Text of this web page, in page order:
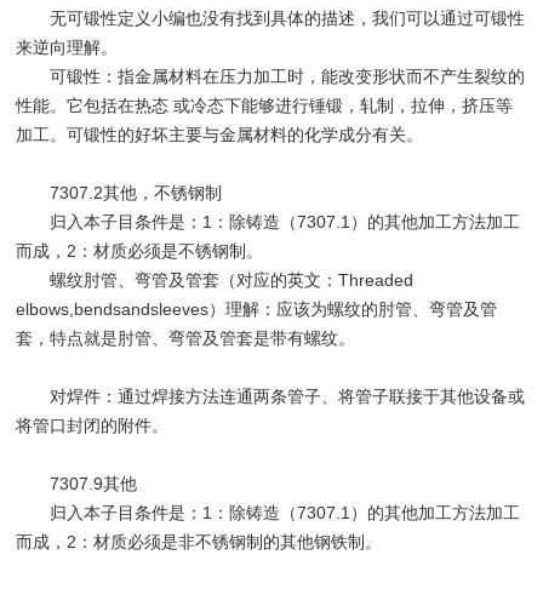
无可锻性定义小编也没有找到具体的描述，我们可以通过可锻性
来逆向理解。
可锻性：指金属材料在压力加工时，能改变形状而不产生裂纹的
性能。它包括在热态 或冷态下能够进行锤锻，轧制，拉伸，挤压等
加工。可锻性的好坏主要与金属材料的化学成分有关。
7307.2其他，不锈钢制
归入本子目条件是：1：除铸造（7307.1）的其他加工方法加工
而成，2：材质必须是不锈钢制。
螺纹肘管、弯管及管套（对应的英文：Threaded
elbows,bendsandsleeves）理解：应该为螺纹的肘管、弯管及管
套，特点就是肘管、弯管及管套是带有螺纹。
对焊件：通过焊接方法连通两条管子、将管子联接于其他设备或
将管口封闭的附件。
7307.9其他
归入本子目条件是：1：除铸造（7307.1）的其他加工方法加工
而成，2：材质必须是非不锈钢制的其他钢铁制。